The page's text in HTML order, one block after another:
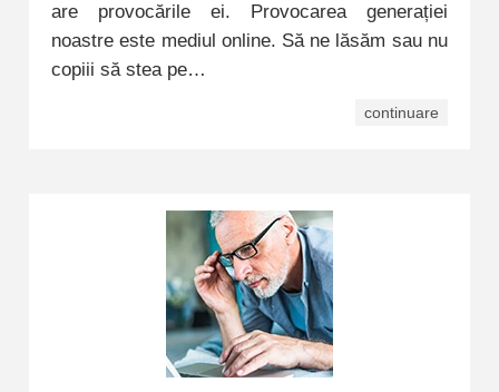
are provocările ei. Provocarea generației
noastre este mediul online. Să ne lăsăm sau nu
copiii să stea pe…
continuare